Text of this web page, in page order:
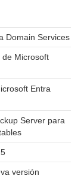
Domain Services
Microsoft
Entra
Server para
versión